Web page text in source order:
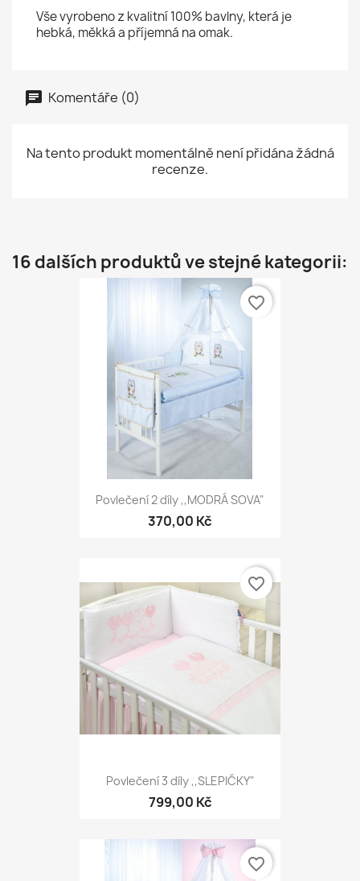
Vše vyrobeno z kvalitní 100% bavlny, která je
hebká, měkká a příjemná na omak.
Komentáře (0)
Na tento produkt momentálně není přidána žádná
recenze.
16 dalších produktů ve stejné kategorii:
Povlečení 2 díly ,,MODRÁ SOVA"
370,00 Kč
favorite_border
Povlečení 3 díly ,,SLEPIČKY"
799,00 Kč
favorite_border
favorite_border